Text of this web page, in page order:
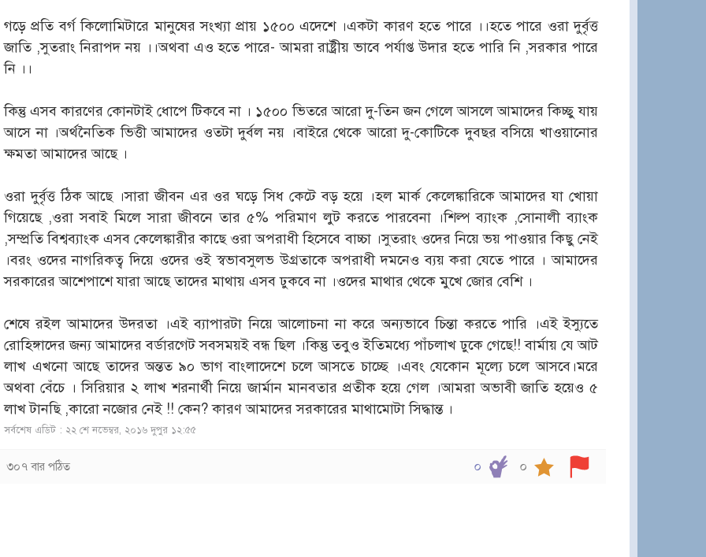
গড়ে প্রতি বর্গ কিলোমিটারে মানুষের সংখ্যা প্রায় ১৫০০ এদেশে ।একটা কারণ হতে পারে ।।হতে পারে ওরা দুর্বৃত্ত
জাতি ,সুতরাং নিরাপদ নয় ।।অথবা এও হতে পারে- আমরা রাষ্ট্রীয় ভাবে পর্যাপ্ত উদার হতে পারি নি ,সরকার পারে
নি ।।
কিন্তু এসব কারণের কোনটাই ধোপে টিকবে না । ১৫০০ ভিতরে আরো দু-তিন জন গেলে আসলে আমাদের কিচ্ছু যায়
আসে না ।অর্থনৈতিক ভিত্তী আমাদের ওতটা দুর্বল নয় ।বাইরে থেকে আরো দু-কোটিকে দুবছর বসিয়ে খাওয়ানোর
ক্ষমতা আমাদের আছে ।
ওরা দুর্বৃত্ত ঠিক আছে ।সারা জীবন এর ওর ঘড়ে সিধ কেটে বড় হয়ে ।হল মার্ক কেলেঙ্কারিকে আমাদের যা খোয়া
গিয়েছে ,ওরা সবাই মিলে সারা জীবনে তার ৫% পরিমাণ লুট করতে পারবেনা ।শিল্প ব্যাংক ,সোনালী ব্যাংক
,সম্প্রতি বিশ্বব্যাংক এসব কেলেঙ্কারীর কাছে ওরা অপরাধী হিসেবে বাচ্চা ।সুতরাং ওদের নিয়ে ভয় পাওয়ার কিছু নেই
।বরং ওদের নাগরিকত্ব দিয়ে ওদের ওই স্বভাবসুলভ উগ্রতাকে অপরাধী দমনেও ব্যয় করা যেতে পারে । আমাদের
সরকারের আশেপাশে যারা আছে তাদের মাথায় এসব ঢুকবে না ।ওদের মাথার থেকে মুখে জোর বেশি ।
শেষে রইল আমাদের উদরতা ।এই ব্যাপারটা নিয়ে আলোচনা না করে অন্যভাবে চিন্তা করতে পারি ।এই ইস্যুতে
রোহিঙ্গাদের জন্য আমাদের বর্ডারগেট সবসময়ই বন্ধ ছিল ।কিন্তু তবুও ইতিমধ্যে পাঁচলাখ ঢুকে গেছে!! বার্মায় যে আট
লাখ এখনো আছে তাদের অন্তত ৯০ ভাগ বাংলাদেশে চলে আসতে চাচ্ছে ।এবং যেকোন মূল্যে চলে আসবে।মরে
অথবা বেঁচে । সিরিয়ার ২ লাখ শরনার্থী নিয়ে জার্মান মানবতার প্রতীক হয়ে গেল ।আমরা অভাবী জাতি হয়েও ৫
লাখ টানছি ,কারো নজোর নেই !! কেন? কারণ আমাদের সরকারের মাথামোটা সিদ্ধান্ত ।
সর্বশেষ এডিট : ২২ শে নভেম্বর, ২০১৬ দুপুর ১২:৫৫
৩০৭ বার পঠিত ০
০